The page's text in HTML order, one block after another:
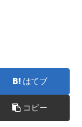
はてブ
コピー